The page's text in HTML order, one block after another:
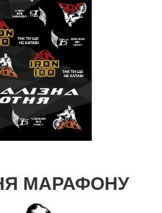
МАРАФОНУ